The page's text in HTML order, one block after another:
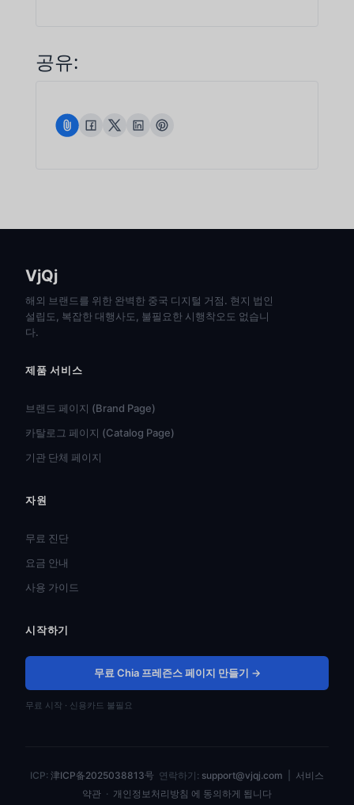
공유:
VjQj
해외 브랜드를 위한 완벽한 중국 디지털 거점. 현지 법인
설립도, 복잡한 대행사도, 불필요한 시행착오도 없습니
다.
제품 서비스
브랜드 페이지 (Brand Page)
카탈로그 페이지 (Catalog Page)
기관 단체 페이지
자원
무료 진단
요금 안내
사용 가이드
시작하기
무료 Chia 프레즌스 페이지 만들기 →
무료 시작 · 신용카드 불필요
ICP: 津ICP备2025038813号 연락하기: support@vjqj.com
서비스
약관 · 개인정보처리방침 에 동의하게 됩니다
日本語
Português do Brasil